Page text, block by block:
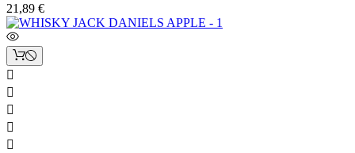
21,89 €




